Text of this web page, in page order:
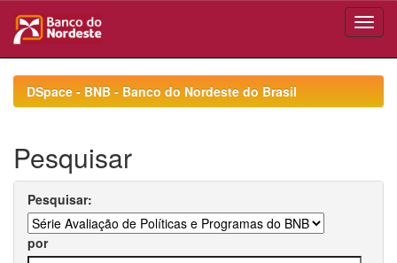
navigationDSpace - BNB - Banco do Nordeste do Brasil
Pesquisar
Pesquisar:
por